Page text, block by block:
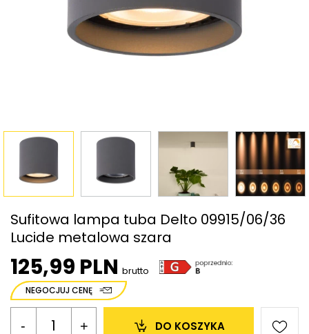
Sufitowa lampa tuba Delto 09915/06/36
Lucide metalowa szara
125,99 PLN brutto
NEGOCJUJ CENĘ
- + DO KOSZYKA